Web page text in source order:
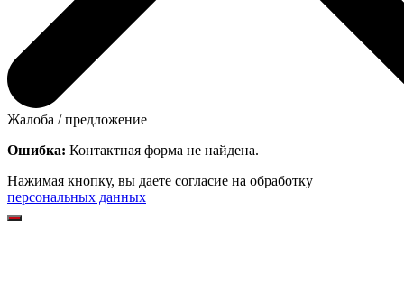
Жалоба / предложение
Ошибка: Контактная форма не найдена.
Нажимая кнопку, вы даете согласие на обработку
персональных данных